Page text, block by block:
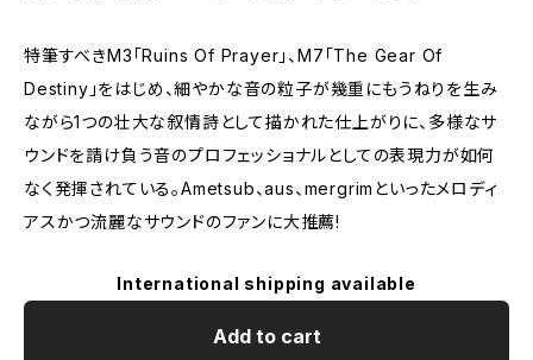
特筆すべきM3「Ruins Of Prayer」、M7「The Gear Of
Destiny」をはじめ、細やかな音の粒子が幾重にもうねりを生み
ながら1つの壮大な叙情詩として描かれた仕上がりに、多様なサ
ウンドを請け負う音のプロフェッショナルとしての表現力が如何
なく発揮されている。Ametsub、aus、mergrimといったメロディ
アスかつ流麗なサウンドのファンに大推薦!
International shipping available
Add to cart